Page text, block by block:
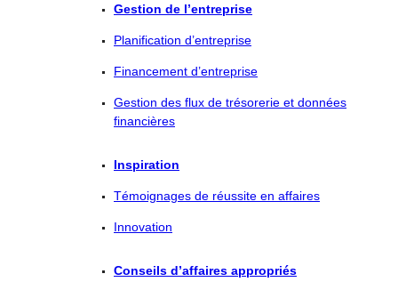
Gestion de l’entreprise
Planification d’entreprise
Financement d’entreprise
Gestion des flux de trésorerie et données
financières
Inspiration
Témoignages de réussite en affaires
Innovation
Conseils d’affaires appropriés